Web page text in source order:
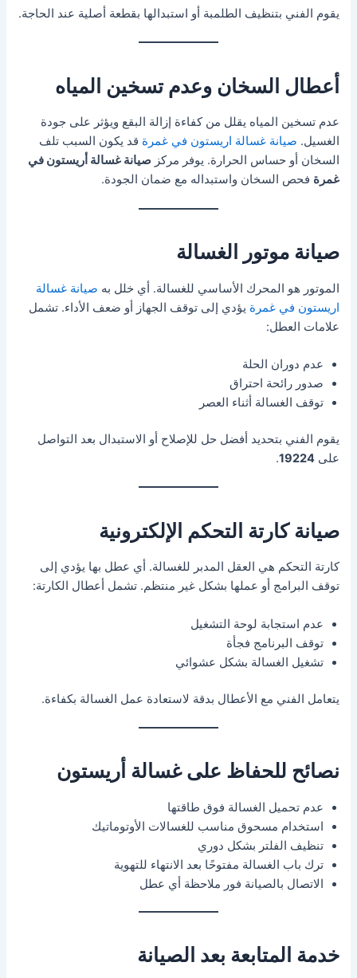
يقوم الفني بتنظيف الطلمبة أو استبدالها بقطعة أصلية عند الحاجة.
أعطال السخان وعدم تسخين المياه
عدم تسخين المياه يقلل من كفاءة إزالة البقع ويؤثر على جودة
الغسيل. صيانة غسالة اريستون في غمرة قد يكون السبب تلف
السخان أو حساس الحرارة. يوفر مركزصيانة غسالة أريستون في
غمرة فحص السخان واستبداله مع ضمان الجودة.
صيانة موتور الغسالة
الموتور هو المحرك الأساسي للغسالة. أي خلل به صيانة غسالة
اريستون في غمرة يؤدي إلى توقف الجهاز أو ضعف الأداء. تشمل
علامات العطل:
عدم دوران الحلة
صدور رائحة احتراق
توقف الغسالة أثناء العصر
يقوم الفني بتحديد أفضل حل للإصلاح أو الاستبدال بعد التواصل
على19224
.
صيانة كارتة التحكم الإلكترونية
كارتة التحكم هي العقل المدبر للغسالة. أي عطل بها يؤدي إلى
توقف البرامج أو عملها بشكل غير منتظم. تشمل أعطال الكارتة:
عدم استجابة لوحة التشغيل
توقف البرنامج فجأة
تشغيل الغسالة بشكل عشوائي
يتعامل الفني مع الأعطال بدقة لاستعادة عمل الغسالة بكفاءة.
نصائح للحفاظ على غسالة أريستون
عدم تحميل الغسالة فوق طاقتها
استخدام مسحوق مناسب للغسالات الأوتوماتيك
تنظيف الفلتر بشكل دوري
ترك باب الغسالة مفتوحًا بعد الانتهاء للتهوية
الاتصال بالصيانة فور ملاحظة أي عطل
خدمة المتابعة بعد الصيانة